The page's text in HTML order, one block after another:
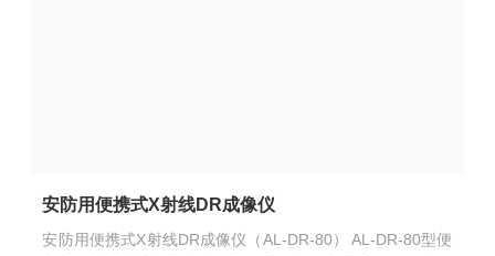
安防用便携式X射线DR成像仪
安防用便携式X射线DR成像仪（AL-DR-80） AL-DR-80型便